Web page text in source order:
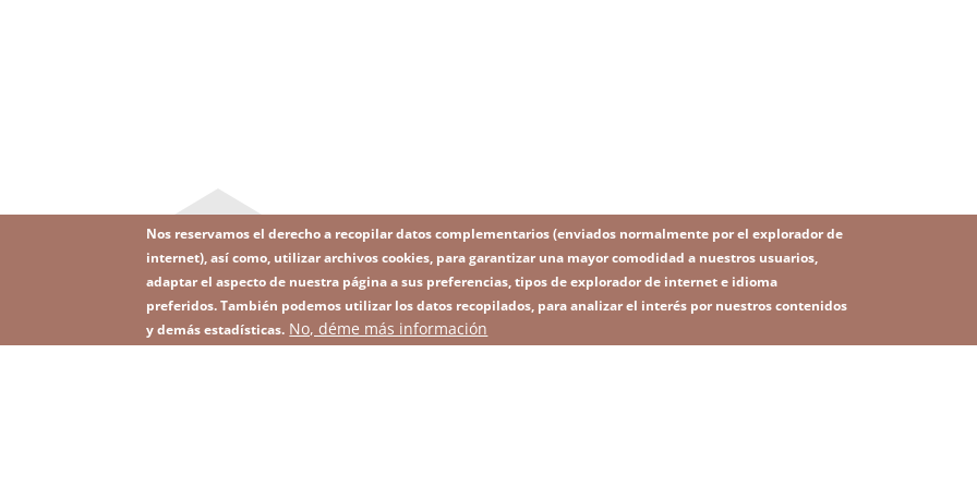
FooterSuscríbase a nuestro Newsletter
Image IMAGE
Nos reservamos el derecho a recopilar datos complementarios (enviados normalmente por el explorador de
internet), así como, utilizar archivos cookies, para garantizar una mayor comodidad a nuestros usuarios,
adaptar el aspecto de nuestra página a sus preferencias, tipos de explorador de internet e idioma
preferidos. También podemos utilizar los datos recopilados, para analizar el interés por nuestros contenidos
y demás estadísticas. No, déme más información